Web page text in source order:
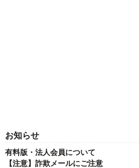
お知らせ
有料版・法人会員について
【注意】詐欺メールにご注意